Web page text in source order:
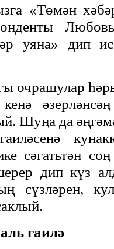
«Төмән
уяна» дип
очрашулар
Шуңа да
сәгатьтән
дип күз
сүзләрен,
гаилә